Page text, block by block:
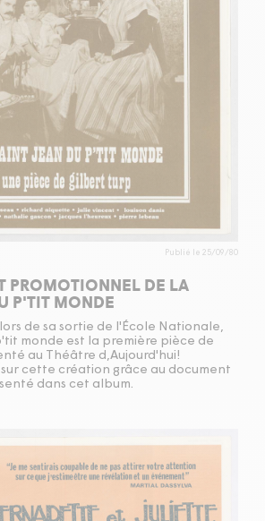
Publié le 25/09/80
PROMOTIONNEL DE LA
P'TIT MONDE
de sa sortie de l'École Nationale,
monde est la première pièce de
au Théâtre d,Aujourd'hui!
cette création grâce au document
dans cet album.